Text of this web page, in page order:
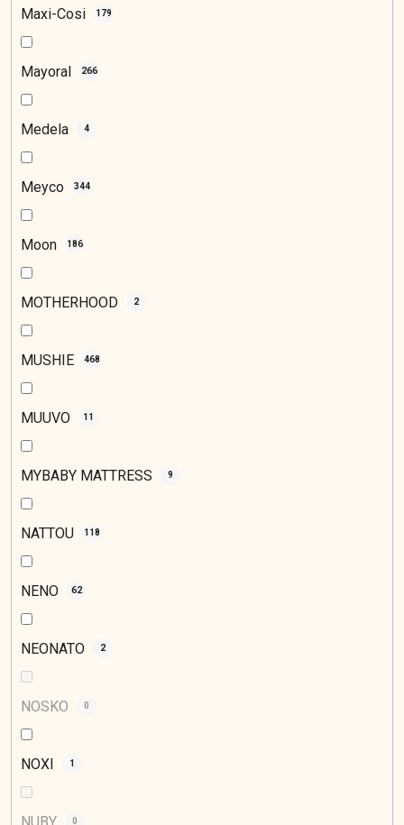
Maxi-Cosi 179
Mayoral 266
Medela 4
Meyco 344
Moon 186
MOTHERHOOD 2
MUSHIE 468
MUUVO 11
MYBABY MATTRESS 9
NATTOU 118
NENO 62
NEONATO 2
NOSKO 0
NOXI 1
NUBY 0